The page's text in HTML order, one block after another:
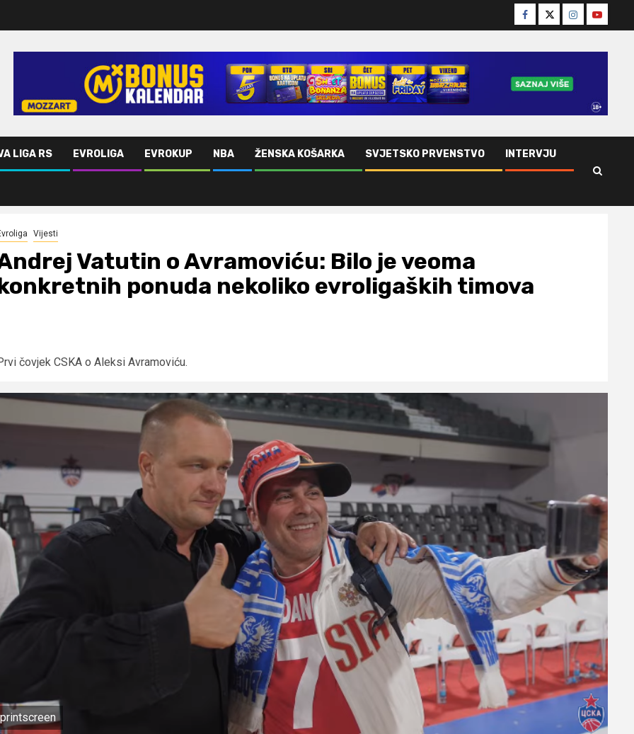
Facebook
TwitterInstagram
Youtube
LIGA RS EVROLIGA EVROKUP NBA ŽENSKA KOŠARKA SVJETSKO PRVENSTVO INTERVJU
Vijesti
Vatutin o Avramoviću: Bilo je veoma
ponuda nekoliko evroligaških timova
čovjek CSKA o Aleksi Avramoviću.
printscreen